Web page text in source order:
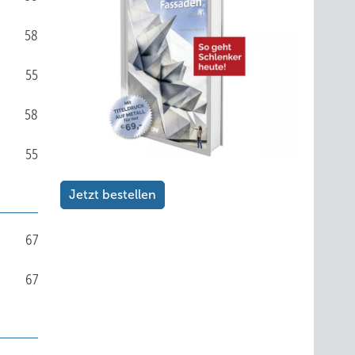
58
55
58
55
67
67
Jetzt bestellen